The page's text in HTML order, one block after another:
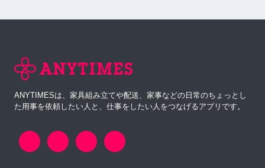
ANYTIMESは、家具組み立てや配送、家事などの日常のちょっとし
た用事を依頼したい人と、仕事をしたい人をつなげるアプリです。